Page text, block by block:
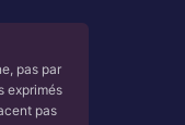
pas par
exprimés
pas